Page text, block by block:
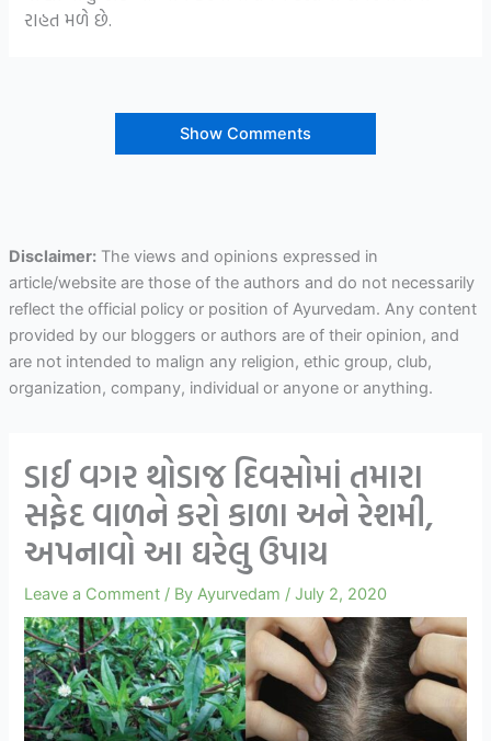
રાહત મળે છે.
Show Comments
Disclaimer:The views and opinions expressed in
article/website are those of the authors and do not necessarily
reflect the official policy or position of Ayurvedam. Any content
provided by our bloggers or authors are of their opinion, and
are not intended to malign any religion, ethic group, club,
organization, company, individual or anyone or anything.
ડાઈ વગર થોડાજ દિવસોમાં તમારા
સફેદ વાળને કરો કાળા અને રેશમી,
અપનાવો આ ઘરેલુ ઉપાય
Leave a Comment / ByAyurvedam /July 2, 2020